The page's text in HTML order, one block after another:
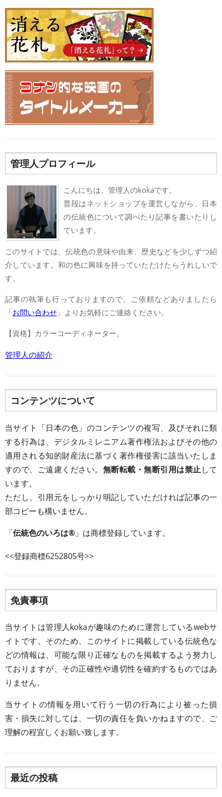
管理人プロフィール
こんにちは、管理人のkokaです。
普段はネットショップを運営しながら、日本
の伝統色について調べたり記事を書いたりし
ています。
このサイトでは、伝統色の意味や由来、歴史などを少しずつ紹
介しています。和の色に興味を持っていただけたらうれしいで
す。
記事の執筆も行っておりますので、ご依頼などありましたら
「お問い合わせ 」よりお気軽にご連絡ください。
【資格】カラーコーディネーター。
管理人の紹介
コンテンツについて
当サイト「日本の色」のコンテンツの複写、及びそれに類
する行為は、デジタルミレニアム著作権法およびその他の
適用される知的財産法に基づく著作権侵害に該当いたしま
すので、ご遠慮ください。 無断転載・無断引用は禁止して
います。
ただし、引用元をしっかり明記していただければ記事の一
部コピーも構いません。
「伝統色のいろは® 」は商標登録しています。
<<登録商標6252805号>>
免責事項
当サイトは管理人kokaが趣味のために運営しているwebサ
イトです。そのため、このサイトに掲載している伝統色な
どの情報は、可能な限り正確なものを掲載するよう努力し
ておりますが、その正確性や適切性を確約するものではあ
りません。
当サイトの情報を用いて行う一切の行為により被った損
害・損失に対しては、一切の責任を負いかねますので、ご
理解の程宜しくお願い致します。
最近の投稿